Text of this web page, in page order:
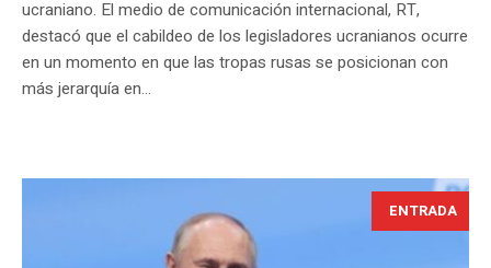
ucraniano. El medio de comunicación internacional, RT,
destacó que el cabildeo de los legisladores ucranianos ocurre
en un momento en que las tropas rusas se posicionan con
más jerarquía en...
ENTRADA